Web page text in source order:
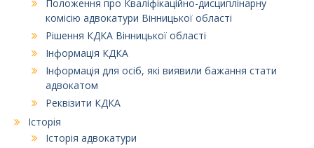
Положення про Кваліфікаційно-дисциплінарну
комісію адвокатури Вінницької області
Рішення КДКА Вінницької області
Інформація КДКА
Інформація для осіб, які виявили бажання стати
адвокатом
Реквізити КДКА
Історія
Історія адвокатури